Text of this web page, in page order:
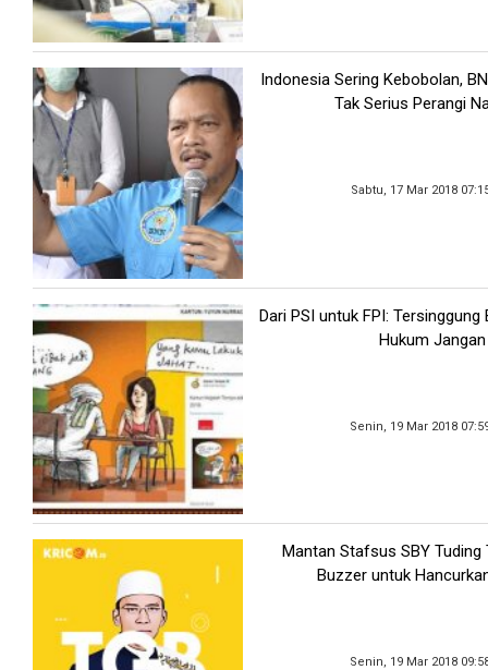
Indonesia Sering Kebobolan,
Tak Serius Perangi
Sabtu, 17 Mar 2018
Dari PSI untuk FPI: Tersinggung
Hukum Jangan
Senin, 19 Mar 2018
Mantan Stafsus SBY Tuding
Buzzer untuk
Senin, 19 Mar 2018